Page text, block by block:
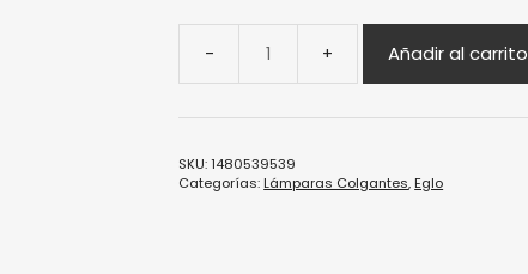
Añadir al carrito
SKU:1480539539
Categorías:Lámparas Colgantes,Eglo